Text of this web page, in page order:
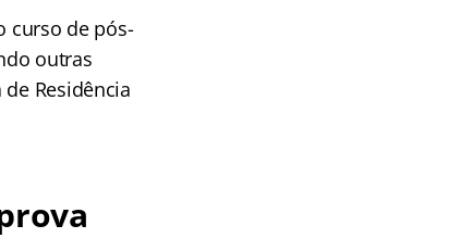
curso de pós-
outras
Residência